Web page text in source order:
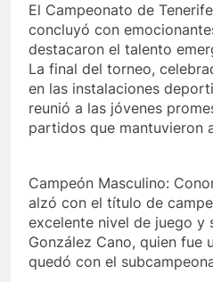
El Campeonato de
concluyó con
destacaron el talento
La final del torneo,
en las instalaciones
reunió a las jóvenes
partidos que mantuvieron
Campeón Masculino:
alzó con el título de
excelente nivel de juego y
González Cano, quien fue
quedó con el